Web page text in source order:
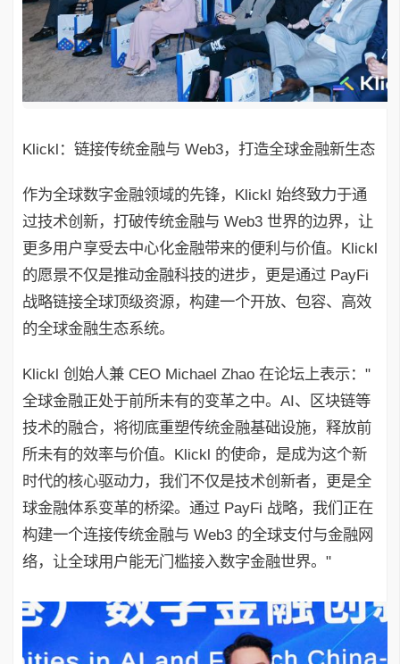
Klickl：链接传统金融与 Web3，打造全球金融新生态
作为全球数字金融领域的先锋，Klickl 始终致力于通
过技术创新，打破传统金融与 Web3 世界的边界，让
更多用户享受去中心化金融带来的便利与价值。Klickl
的愿景不仅是推动金融科技的进步，更是通过 PayFi
战略链接全球顶级资源，构建一个开放、包容、高效
的全球金融生态系统。
Klickl 创始人兼 CEO Michael Zhao 在论坛上表示："
全球金融正处于前所未有的变革之中。AI、区块链等
技术的融合，将彻底重塑传统金融基础设施，释放前
所未有的效率与价值。Klickl 的使命，是成为这个新
时代的核心驱动力，我们不仅是技术创新者，更是全
球金融体系变革的桥梁。通过 PayFi 战略，我们正在
构建一个连接传统金融与 Web3 的全球支付与金融网
络，让全球用户能无门槛接入数字金融世界。"